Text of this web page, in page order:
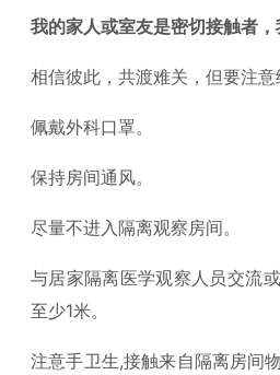
我的家人或室友是密切接触者
相信彼此，共渡难关，但要注意
佩戴外科口罩。
保持房间通风。
尽量不进入隔离观察房间。
与居家隔离医学观察人员交流
至少1米。
注意手卫生,接触来自隔离房间